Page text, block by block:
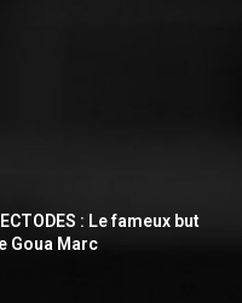
: Le fameux but
Goua Marc